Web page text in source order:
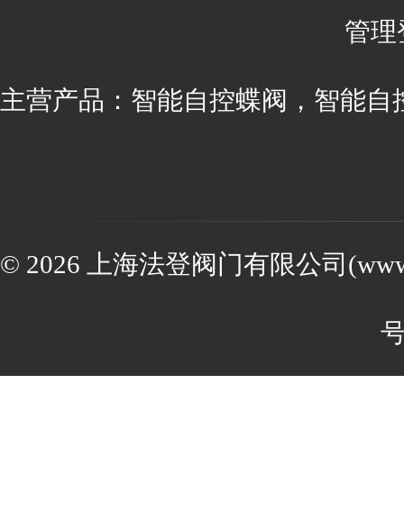
管理
主营产品：智能自控蝶阀，智能
© 2026 上海法登阀门有限公司